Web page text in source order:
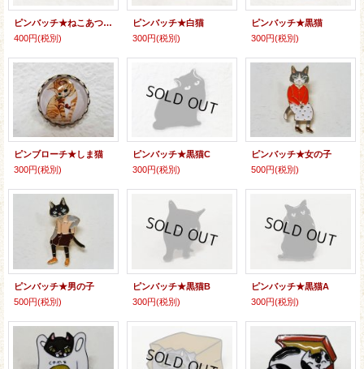
ピンバッチ★ねこあつめっぽい黒猫
400円(税別)
ピンバッチ★白猫
300円(税別)
ピンバッチ★黒猫
300円(税別)
ピンブローチ★しま猫
300円(税別)
ピンバッチ★黒猫C
300円(税別)
ピンバッチ★女の子
500円(税別)
ピンバッチ★男の子
500円(税別)
ピンバッチ★黒猫B
300円(税別)
ピンバッチ★黒猫A
300円(税別)